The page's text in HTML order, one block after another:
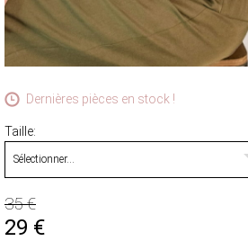
ROBES ET JUPES
TERRE CUITE
Dernières pièces en stock !
Taille
35 €
29 €